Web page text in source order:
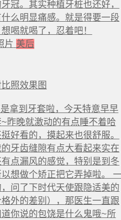
冠。其实种植牙桩也还好，
么明显痛感。就是得要一段
喝就喝了，忍着吧！
美后
照效果图
拿到牙套啦，今天特意早早
昨晚就激动的有点睡不着哈
好看的，摸起来也很舒服。
牙齿缝隙有点大看起来实在
点漏风的感觉，特别是到冬
想做个矫正把它弄掉啦。
问了下时代天使跟隐适美的
外的差别），那医生一直跟
你说的包饶是什么鬼哦~所